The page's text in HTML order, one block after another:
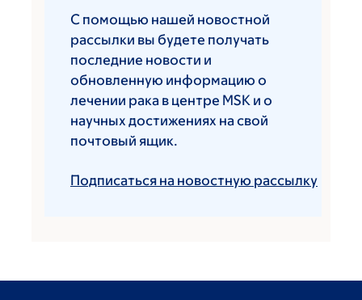
С помощью нашей новостной
рассылки вы будете получать
последние новости и
обновленную информацию о
лечении рака в центре MSK и о
научных достижениях на свой
почтовый ящик.
Подписаться на новостную рассылку